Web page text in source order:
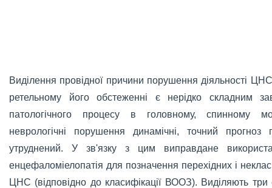
Виділення провідної причини порушення діяльності
ретельному його обстеженні є нерідко складним
патологічного процесу в головному, спинному
неврологічні порушення динамічні, точний прогноз
утруднений. У зв'язку з цим виправдане
енцефаломіелопатія для позначення перехідних і
ЦНС (відповідно до класифікації ВООЗ). Виділяють три